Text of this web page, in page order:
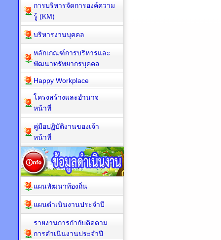
การบริหารจัดการองค์ความ
รู้ (KM)
บริหารงานบุคคล
หลักเกณฑ์การบริหารและ
พัฒนาทรัพยากรบุคคล
Happy Workplace
โครงสร้างและอำนาจ
หน้าที่
คู่มือปฏิบัติงานของเจ้า
หน้าที่
แผนพัฒนาท้องถิ่น
แผนดำเนินงานประจำปี
รายงานการกำกับติดตาม
การดำเนินงานประจำปี